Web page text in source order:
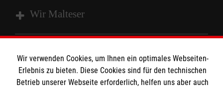
Wir Malteser
Spenden und Helfen
Informationen
Wir verwenden Cookies, um Ihnen ein optimales Webseiten-
Erlebnis zu bieten. Diese Cookies sind für den technischen
Betrieb unserer Webseite erforderlich, helfen uns aber auch